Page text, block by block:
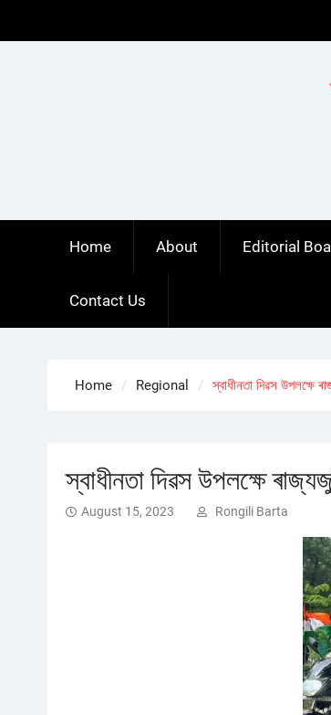
Home About Editorial
Contact Us
Home Regional স্বাধীনতা দিৱস উপলক্ষে
স্বাধীনতা দিৱস উপলক্ষে
August 15, 2023 Rongili Barta